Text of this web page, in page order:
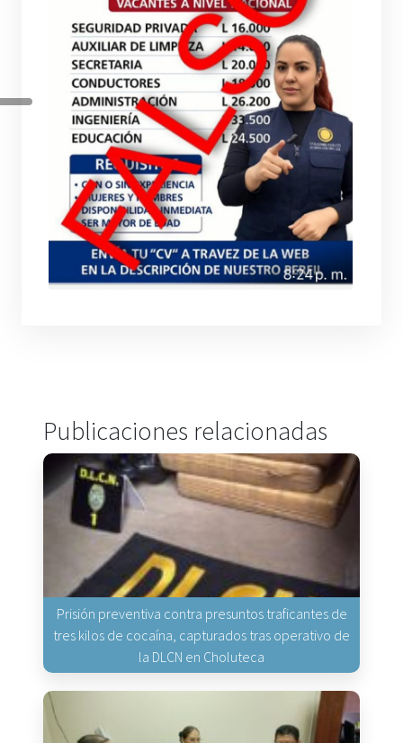
Publicaciones relacionadas
Prisión preventiva contra presuntos traficantes de
tres kilos de cocaína, capturados tras operativo de
la DLCN en Choluteca